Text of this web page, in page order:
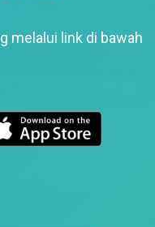
melalui link di bawah